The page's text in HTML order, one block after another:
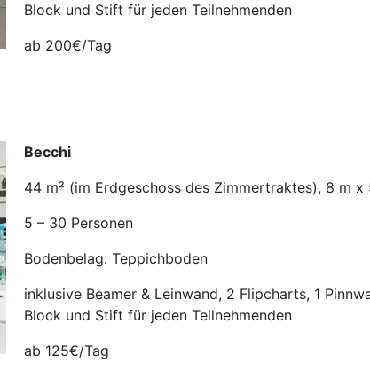
Block und Stift für jeden Teilnehmenden
ab 200€/Tag
Becchi
44 m² (im Erdgeschoss des Zimmertraktes), 8 m x
5 – 30 Personen
Bodenbelag: Teppichboden
inklusive Beamer & Leinwand, 2 Flipcharts, 1
Block und Stift für jeden Teilnehmenden
ab 125€/Tag